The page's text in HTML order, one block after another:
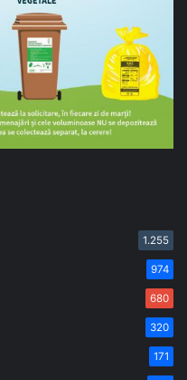
1.255
974
680
320
171